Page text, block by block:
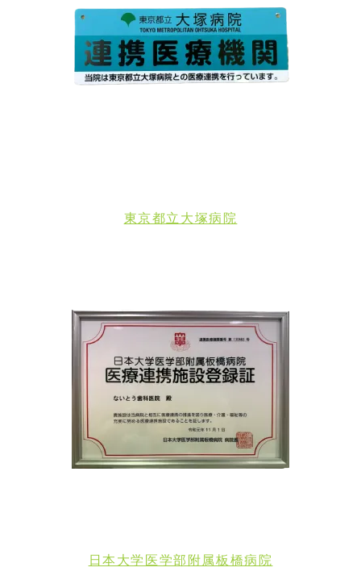
東京都立大塚病院
日本大学医学部附属板橋病院